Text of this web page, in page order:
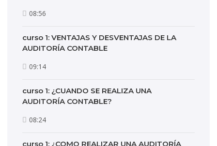
08:56
curso 1: VENTAJAS Y DESVENTAJAS DE LA
AUDITORÍA CONTABLE
09:14
curso 1: ¿CUANDO SE REALIZA UNA
AUDITORÍA CONTABLE?
08:24
curso 1: ¿COMO REALIZAR UNA AUDITORÍA